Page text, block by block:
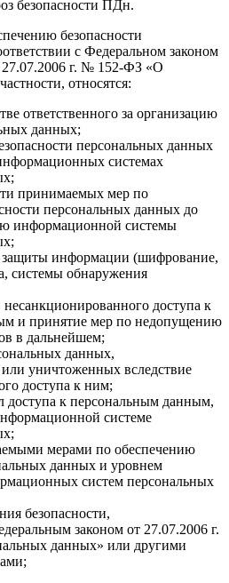
безопасности ПДн.
безопасности
с Федеральном законом
г. № 152-ФЗ «О
относятся:
ответственного за организацию
данных;
персональных данных
системах
принимаемых мер по
персональных данных до
информационной системы
защиты информации (шифрование,
системы обнаружения
доступа к
и принятие мер по недопущению
в дальнейшем;
данных,
уничтоженных вследствие
доступа к ним;
доступа к персональным данным,
системе
мерами по обеспечению
данных и уровнем
систем персональных
безопасности,
законом от 27.07.2006 г.
данных» или другими